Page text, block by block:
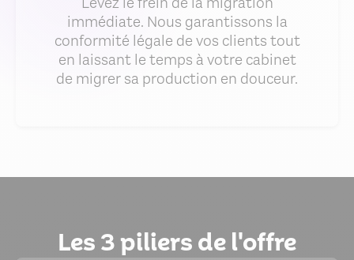
immédiate. Nous garantissons la
conformité légale de vos clients tout
en laissant le temps à votre cabinet
de migrer sa production en douceur.
Les 3 piliers de l'offre